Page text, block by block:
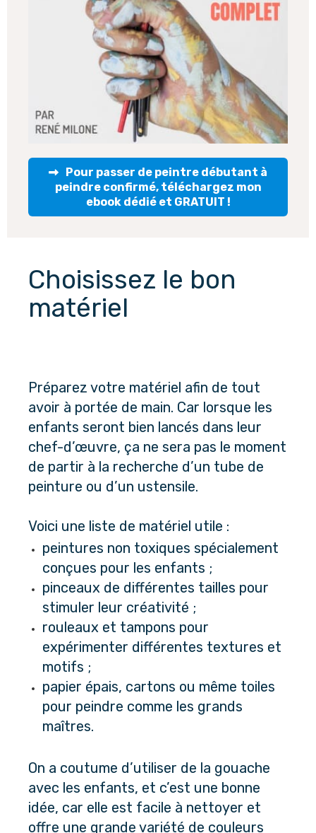
Pour passer de peintre débutant à
peindre confirmé, téléchargez mon
ebook dédié et GRATUIT !
Choisissez le bon
matériel
Préparez votre matériel afin de tout
avoir à portée de main. Car lorsque les
enfants seront bien lancés dans leur
chef-d’œuvre, ça ne sera pas le moment
de partir à la recherche d’un tube de
peinture ou d’un ustensile.
Voici une liste de matériel utile :
peintures non toxiques spécialement
conçues pour les enfants ;
pinceaux de différentes tailles pour
stimuler leur créativité ;
rouleaux et tampons pour
expérimenter différentes textures et
motifs ;
papier épais, cartons ou même toiles
pour peindre comme les grands
maîtres.
On a coutume d’utiliser de la gouache
avec les enfants, et c’est une bonne
idée, car elle est facile à nettoyer et
offre une grande variété de couleurs